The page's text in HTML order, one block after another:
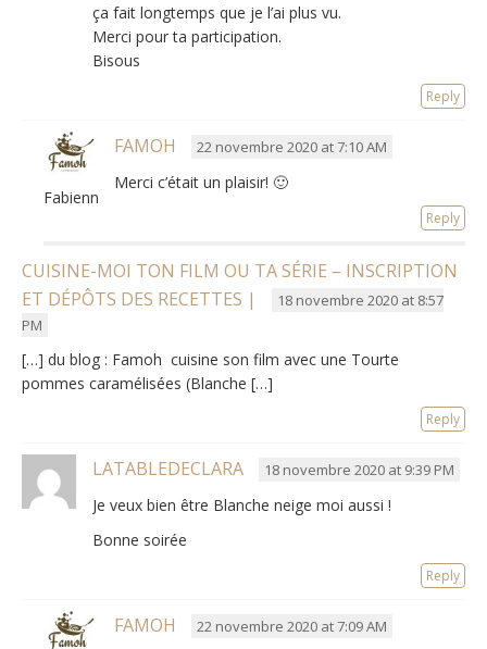
ça fait longtemps que je l’ai plus vu.
Merci pour ta participation.
Bisous
Reply
Fabienne
FAMOH 22 novembre 2020 at 7:10 AM
Merci c’était un plaisir! 🙂
Reply
CUISINE-MOI TON FILM OU TA SÉRIE – INSCRIPTION
ET DÉPÔTS DES RECETTES |
18 novembre 2020 at 8:57
PM
[…] du blog : Famoh cuisine son film avec une Tourte
pommes caramélisées (Blanche […]
Reply
LATABLEDECLARA 18 novembre 2020 at 9:39 PM
Je veux bien être Blanche neige moi aussi !
Bonne soirée
Reply
FAMOH 22 novembre 2020 at 7:09 AM